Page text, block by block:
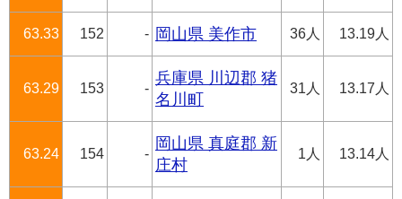
63.33 152 - 岡山県 美作市 36人 13.19人
63.29 153 -
兵庫県 川辺郡 猪
名川町
31人 13.17人
63.24 154 -
岡山県 真庭郡 新
庄村
1人 13.14人